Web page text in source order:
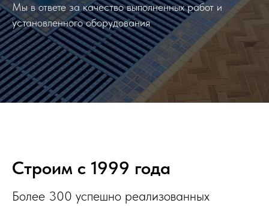
Мы в ответе за качество выполненных работ и
установленного оборудования
Строим с 1999 года
Более 300 успешно реализованных